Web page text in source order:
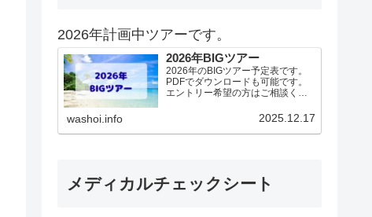
2026年計画中ツアーです。
2026年BIGツアー
2026年のBIGツアー予定表です。
PDFでダウンロードも可能です。
エントリー希望の方はご相談くだ
より変動ありますので、ご確認く
新）ダウンロードPDFでアップロ
washoi.info 2025.12.17
メディカルチェックシート